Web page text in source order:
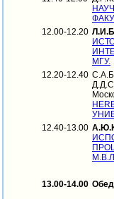
12.00-12.20
МГУ.
12.20-12.40
12.40-13.00
13.00-14.00 Обед